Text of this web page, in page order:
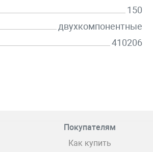
150
двухкомпонентные
410206
Покупателям
Как купить